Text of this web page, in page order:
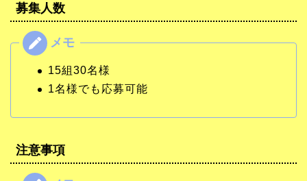
募集人数
15組30名様
1名様でも応募可能
注意事項